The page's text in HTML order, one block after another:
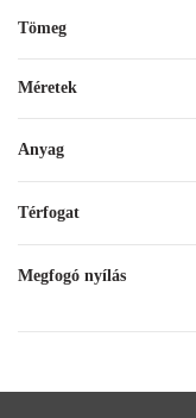
Tömeg
Méretek
Anyag
Térfogat
Megfogó nyílás